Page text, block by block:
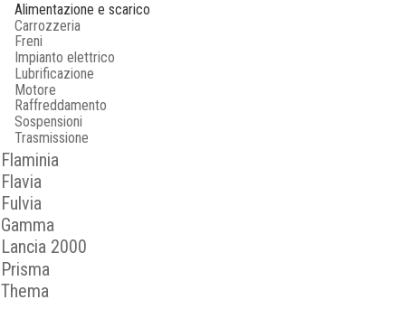
Alimentazione e scarico
Carrozzeria
Freni
Impianto elettrico
Lubrificazione
Motore
Raffreddamento
Sospensioni
Trasmissione
Flaminia
Flavia
Fulvia
Gamma
Lancia 2000
Prisma
Thema